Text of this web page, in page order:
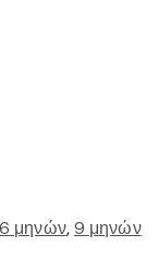
6 μηνών,9 μηνών